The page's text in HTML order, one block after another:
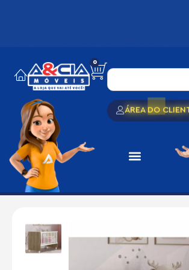
0
ÁREA DO